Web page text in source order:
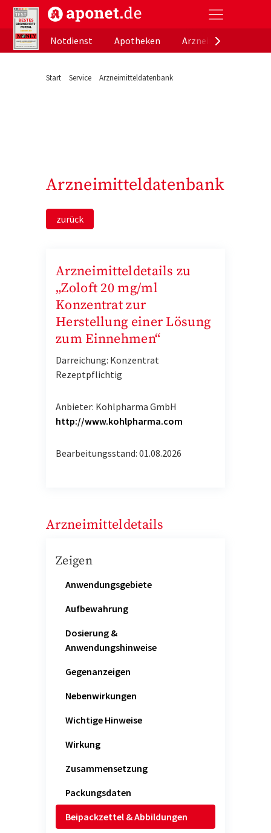
aponet.de - Das offizielle Gesundheitsportal der
Notdienst
Apotheken
Start Service Arzneimitteldatenbank
Arzneimitteldatenbank
zurück
Arzneimitteldetails zu
„Zoloft 20 mg/ml
Konzentrat zur
Herstellung einer Lösung
zum Einnehmen“
Darreichung: Konzentrat
Rezeptpflichtig
Anbieter: Kohlpharma GmbH
http://www.kohlpharma.com
Bearbeitungsstand: 01.08.2026
Arzneimitteldetails
Zeigen
Anwendungsgebiete
Aufbewahrung
Dosierung &
Anwendungshinweise
Gegenanzeigen
Nebenwirkungen
Wichtige Hinweise
Wirkung
Zusammensetzung
Packungsdaten
Beipackzettel & Abbildungen